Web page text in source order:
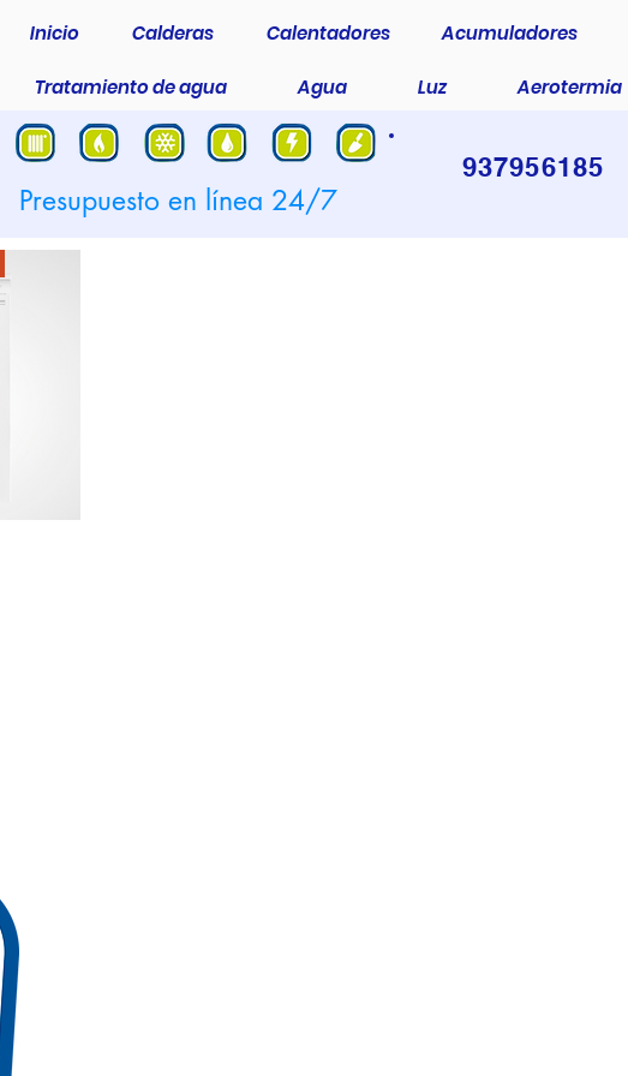
Inicio Calderas Calentadores Acumuladores
Tratamiento de agua Agua Luz Aerotermia
937956185
Presupuesto en línea 24/7